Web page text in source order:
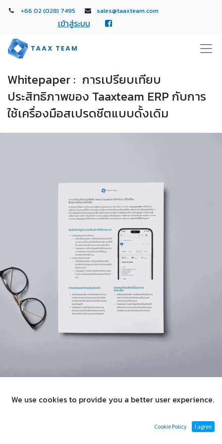
+66 02 (028) 7495 sales@taaxteam.com
เข้าสู่ระบบ
Whitepaper : การเปรียบเทียบ
ประสิทธิภาพของ Taaxteam ERP กับการ
ใช้เครื่องมือสเปรดชีตแบบดั้งเดิม
เอกสารทางเทคนิค
Taaxteam ERP สำหรับผู้พัฒนาระบบฐานข้อมูล (Release 1.5)-
We use cookies to provide you a better user experience.
Cookie Policy I agree